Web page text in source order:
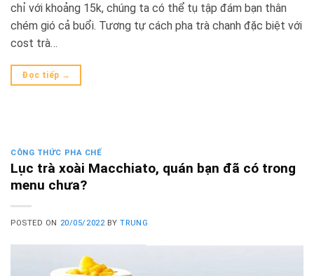
chỉ với khoảng 15k, chúng ta có thể tụ tập đám bạn thân
chém gió cả buổi. Tương tự cách pha trà chanh đặc biệt với
cost trà…
Đọc tiếp →
CÔNG THỨC PHA CHẾ
Lục trà xoài Macchiato, quán bạn đã có trong
menu chưa?
POSTED ON 20/05/2022BYTRUNG